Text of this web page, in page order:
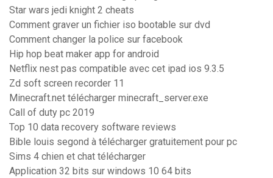
Star wars jedi knight 2 cheats
Comment graver un fichier iso bootable sur dvd
Comment changer la police sur facebook
Hip hop beat maker app for android
Netflix nest pas compatible avec cet ipad ios 9.3.5
Zd soft screen recorder 11
Minecraft.net télécharger minecraft_server.exe
Call of duty pc 2019
Top 10 data recovery software reviews
Bible louis segond à télécharger gratuitement pour pc
Sims 4 chien et chat télécharger
Application 32 bits sur windows 10 64 bits